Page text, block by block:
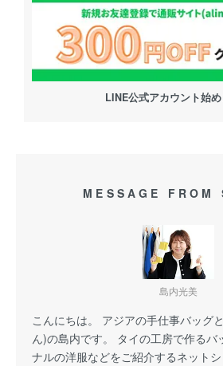
LINE公式アカウント始
MESSAGE FROM
島内光美
こんにちは。 アジアの手仕事バッグ
ん)の島内です。 タイの工房で作るバ
ナルの洋服などをご紹介するネット